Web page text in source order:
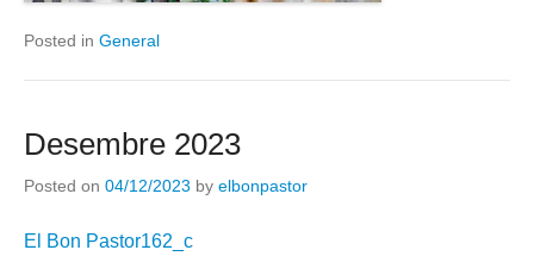
Posted in General
Desembre 2023
Posted on 04/12/2023 by elbonpastor
El Bon Pastor162_c